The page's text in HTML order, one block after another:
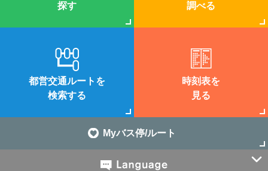
探す
調べる
都営交通ルートを
検索する
時刻表を
見る
Myバス停/ルート
